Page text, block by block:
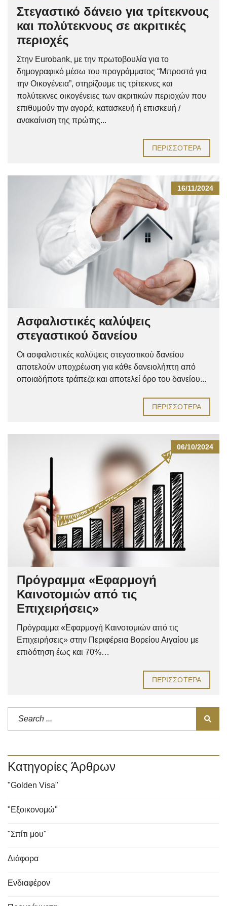
Στεγαστικό δάνειο για τρίτεκνους
και πολύτεκνους σε ακριτικές
περιοχές
Στην Eurobank, με την πρωτοβουλία για το
δημογραφικό μέσω του προγράμματος “Μπροστά για
την Οικογένεια”, στηρίζουμε τις τρίτεκνες και
πολύτεκνες οικογένειες των ακριτικών περιοχών που
επιθυμούν την αγορά, κατασκευή ή επισκευή /
ανακαίνιση της πρώτης...
ΠΕΡΙΣΣΌΤΕΡΑ
16/11/2024
Ασφαλιστικές καλύψεις
στεγαστικού δανείου
Οι ασφαλιστικές καλύψεις στεγαστικού δανείου
αποτελούν υποχρέωση για κάθε δανειολήπτη από
οποιαδήποτε τράπεζα και αποτελεί όρο του δανείου...
ΠΕΡΙΣΣΌΤΕΡΑ
06/10/2024
Πρόγραμμα «Εφαρμογή
Καινοτομιών από τις
Επιχειρήσεις»
Πρόγραμμα «Εφαρμογή Καινοτομιών από τις
Επιχειρήσεις» στην Περιφέρεια Βορείου Αιγαίου με
επιδότηση έως και 70%…
ΠΕΡΙΣΣΌΤΕΡΑ
Κατηγορίες Άρθρων
"Golden Visa"
"Εξοικονομώ"
"Σπίτι μου"
Διάφορα
Ενδιαφέρον